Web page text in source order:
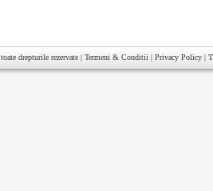
toate drepturile rezervate | Termeni & Conditii | Privacy Policy |